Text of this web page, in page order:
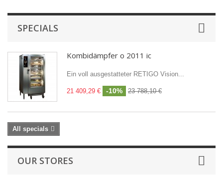
SPECIALS
Kombidämpfer o 2011 ic
Ein voll ausgestatteter RETIGO Vision...
21 409,29 € -10% 23 788,10 €
All specials
OUR STORES